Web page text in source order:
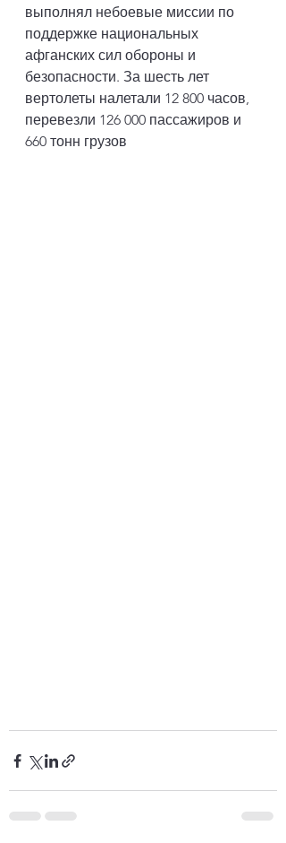
выполнял небоевые миссии по
поддержке национальных
афганских сил обороны и
безопасности. За шесть лет
вертолеты налетали 12 800 часов,
перевезли 126 000 пассажиров и
660 тонн грузов